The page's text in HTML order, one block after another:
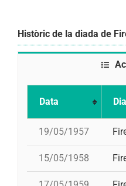
Històric de la diada de
Data
19/05/1957
15/05/1958